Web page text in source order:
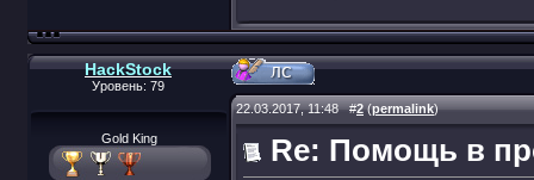
HackStock
Уровень: 79
Gold King
22.03.2017, 11:48#2(permalink)
Re: Помощь в